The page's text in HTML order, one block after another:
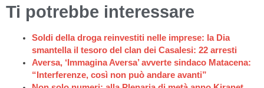
Ti potrebbe interessare
Soldi della droga reinvestiti nelle imprese: la Dia
smantella il tesoro del clan dei Casalesi: 22 arresti
Aversa, ‘Immagina Aversa’ avverte sindaco Matacena:
“Interferenze, così non può andare avanti”